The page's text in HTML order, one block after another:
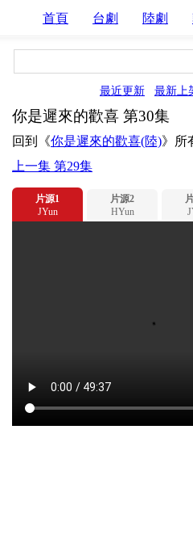
首頁 台劇 陸劇
最近更新 最新上
你是遲來的歡喜 第30集
回到《你是遲來的歡喜(陸)》所
上一集 第29集
片源1
JYun
片源2
HYun